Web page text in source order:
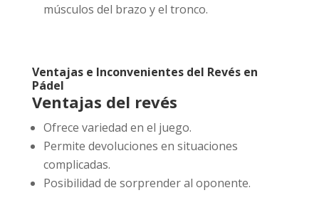
músculos del brazo y el tronco.
Ventajas e Inconvenientes del Revés en
Pádel
Ventajas del revés
Ofrece variedad en el juego.
Permite devoluciones en situaciones
complicadas.
Posibilidad de sorprender al oponente.